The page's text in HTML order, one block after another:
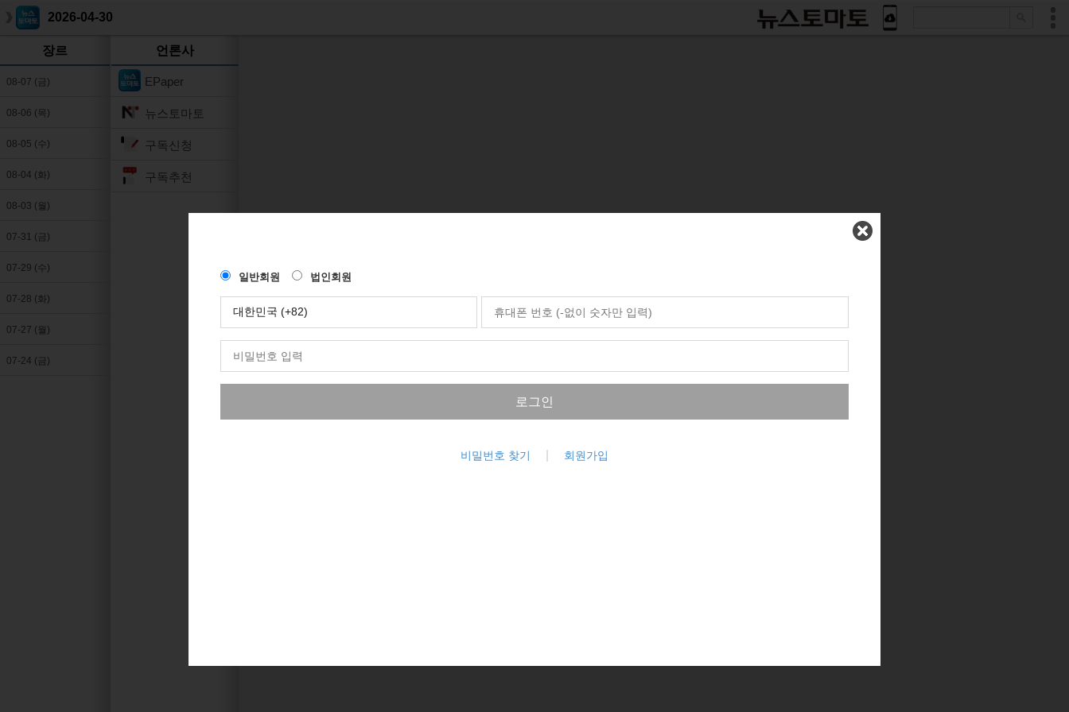
2026-04-30
장르
08-07 (금)
08-06 (목)
08-05 (수)
08-04 (화)
08-03 (월)
07-31 (금)
07-29 (수)
07-28 (화)
07-27 (월)
07-24 (금)
언론사
EPaper
뉴스토마토
구독신청
구독추천